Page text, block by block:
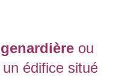
ou
édifice situé